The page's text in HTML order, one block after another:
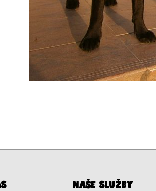
Naše služby